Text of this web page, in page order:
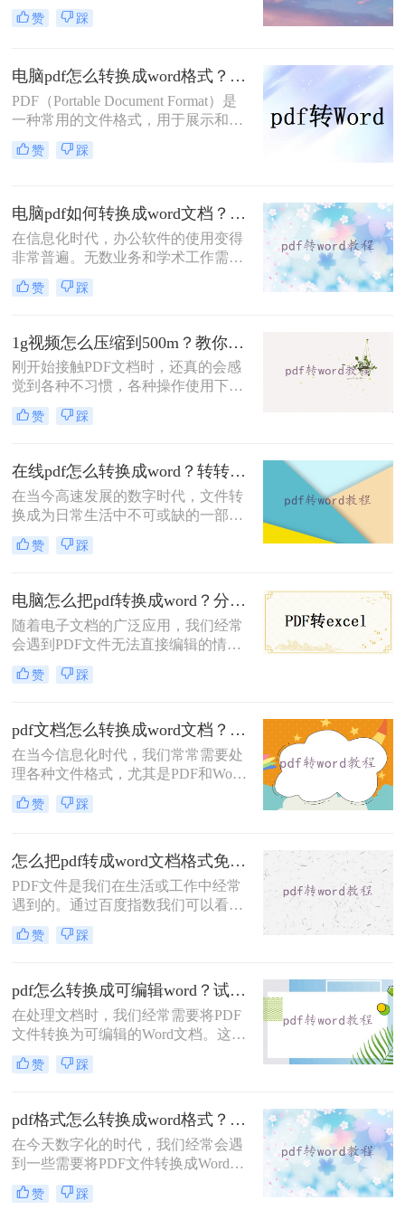
文档的原始布局和格式，使得文件在
不同设备和操作系统上都能保持一致
Word文档（.docx或.doc）有时成为了
必要的需求。虽然市场上有很多付费
软件可以帮助完成这一任务，但也有
一些免费的方法可以实现PDF到Word
的转换。那么如何将pdf免费转成word
赞 踩
电脑pdf怎么转换成word格式？这三个方法非常实用！
PDF（Portable Document Format）是
一种常用的文件格式，用于展示和交
换文档，因其高度的可读性和稳定性
而广受欢迎。然而，有时候我们可能
电脑pdf怎么转换成word格式呢？本文
将介绍在电脑上将PDF转换成Word格
式的几种方法。
赞 踩
电脑pdf如何转换成word文档？看看这四个方法！
在信息化时代，办公软件的使用变得
非常普遍。无数业务和学术工作需要
我们处理大量的文档文件，尤其是以
PDF和Word格式出现的。PDF文件因
泛应用于电子书、教材、报告及宣传
刊物；然而，在需要编辑和修改内容
时，Word格式又显得更为灵活方便。
这就引出了一个常见问题：电脑pdf如
何转换成word文档？今天，让我们深
入探讨这个问题，并提供一些行之有
赞 踩
1g视频怎么压缩到500m？教你二个方法！
刚开始接触PDF文档时，还真的会感
觉到各种不习惯，各种操作使用下来
都不如word文档顺手，如果你还被这
种问题所困扰，所以今天，来为大家
什么阅读器，编辑器一类的软件，这
里还是有个好办法，我们不妨把PDF
文档直接转化为word文档，这样是不
是就方便很多了呢？那么如何1g视频
怎么压缩到500m，我们可以用什么方
法将视频压缩？下面就来看看吧。
赞 踩
在线pdf怎么转换成word？转转大师教你在线转换！
在当今高速发展的数字时代，文件转
换成为日常生活中不可或缺的一部
分。特别是对于经常需要处理大量文
档的人来说，快速而准确地将PDF文
时间和精力。那么，在线pdf怎么转换
成word呢？答案就是使用转转大师在
线转换方法！本文将为您详细介绍转
转大师的功能和操作步骤，让您在文
件转换的道路上事半功倍。
赞 踩
电脑怎么把pdf转换成word？分享四种简单方法！
随着电子文档的广泛应用，我们经常
会遇到PDF文件无法直接编辑的情
况。幸运的是，有一种简单而高效的
方法可以将PDF文件转换成可编辑的
和编辑。那么电脑怎么把pdf转换成
word呢？本文将为您介绍几种方法和
工具，让您轻松实现这个目标。
赞 踩
pdf文档怎么转换成word文档？教你三种转换方法！
在当今信息化时代，我们常常需要处
理各种文件格式，尤其是PDF和Word
文档。PDF格式由于其稳定的排版和
跨平台的特点，被广泛应用于各种电
改文档的时候，Word文档却更为方
便。因此，pdf文档怎么转换成word文
档就成了许多人关心的问题。
赞 踩
怎么把pdf转成word文档格式免费？分享三个方法！
PDF文件是我们在生活或工作中经常
遇到的。通过百度指数我们可以看到
大家对怎么把pdf转成word文档格式免
费的需求越来越大。如果你想编辑或
你需要使用一些工具。那么怎么把pdf
转成word文档格式免费呢？这一次，
我想和大家分享pdf转word转换方法。
赞 踩
pdf怎么转换成可编辑word？试试这三种方法！
在处理文档时，我们经常需要将PDF
文件转换为可编辑的Word文档。这不
仅方便编辑和修改，还可以确保格式
的一致性。那么pdf怎么转换成可编辑
编辑Word文档的技巧，帮助您提高工
作效率。
赞 踩
pdf格式怎么转换成word格式？这四个方法转换效率很高！
在今天数字化的时代，我们经常会遇
到一些需要将PDF文件转换成Word格
式的情况。PDF格式具有一定的安全
性和稳定性，但相较于Word格式，
赞 踩